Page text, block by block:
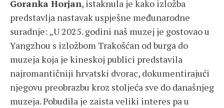
Goranka Horjan, istaknula je kako izložba
predstavlja nastavak uspješne međunarodne
suradnje: „U 2025. godini naš muzej je gostovao u
Yangzhou s izložbom Trakošćan od burga do
muzeja koja je kineskoj publici predstavila
najromantičniji hrvatski dvorac, dokumentirajući
njegovu preobrazbu kroz stoljeća sve do današnjeg
muzeja. Pobudila je zaista veliki interes pa u